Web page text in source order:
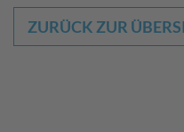
ZURÜCK ZUR